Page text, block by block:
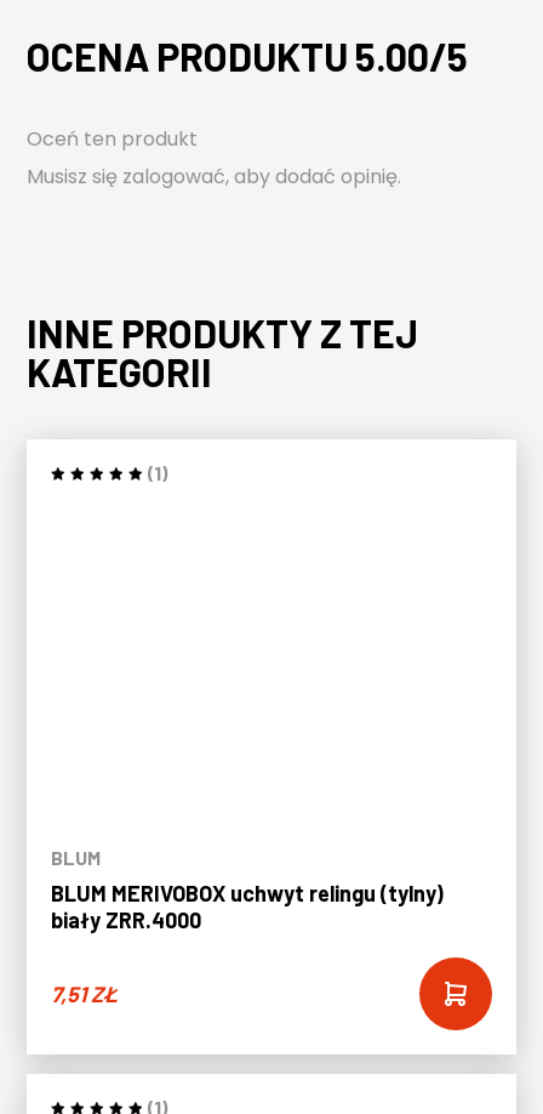
OCENA PRODUKTU 5.00/5
Oceń ten produkt
Musisz się zalogować, aby dodać opinię.
INNE PRODUKTY Z TEJ
KATEGORII
(1)
BLUM
BLUM MERIVOBOX uchwyt relingu (tylny)
biały ZRR.4000
7,51ZŁ
(1)